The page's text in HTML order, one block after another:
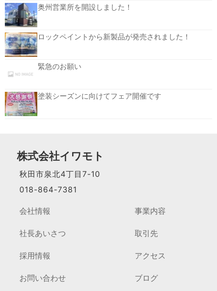
奥州営業所を開設しました！
ロックペイントから新製品が発売されました！
緊急のお願い
塗装シーズンに向けてフェア開催です
株式会社イワモト
秋田市泉北4丁目7-10
018-864-7381
会社情報 事業内容
社長あいさつ 取引先
採用情報 アクセス
お問い合わせ ブログ